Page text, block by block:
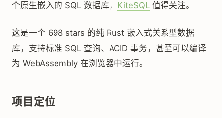
个原生嵌入的 SQL 数据库， KiteSQL 值得关注。
这是一个 698 stars 的纯 Rust 嵌入式关系型数据
库，支持标准 SQL 查询、ACID 事务，甚至可以编译
为 WebAssembly 在浏览器中运行。
项目定位